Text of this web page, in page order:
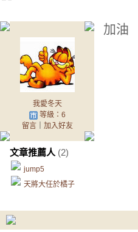
我愛冬天
等級：6
留言｜ 加入好友
文章推薦人 (2)
jump5
天將大任於橘子
加油